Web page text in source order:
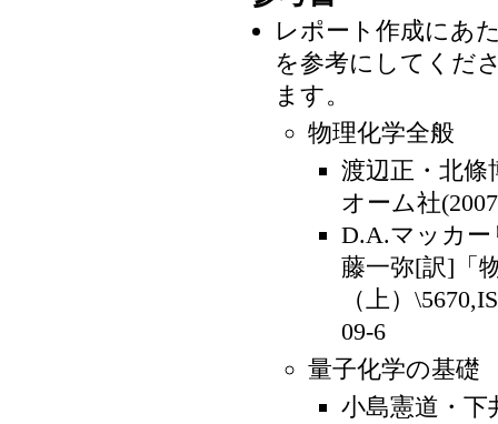
レポート作成にあ
を参考にしてくだ
ます。
物理化学全般
渡辺正・北
オーム社
D.A.マッカー
藤一弥[訳]「
（上）
09-6
量子化学の基礎
小島憲道・下